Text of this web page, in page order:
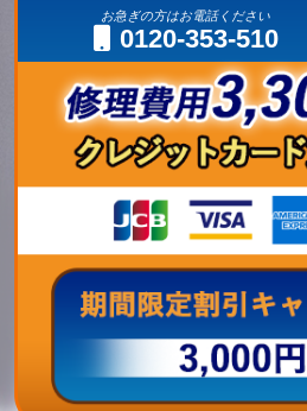
お急ぎの方はお電話ください
0120-353-510